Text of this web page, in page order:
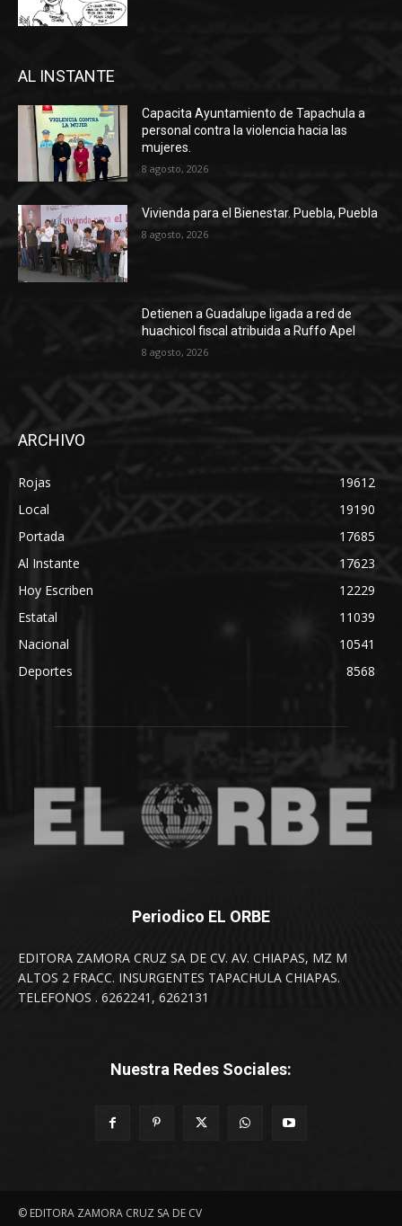
AL INSTANTE
Capacita Ayuntamiento de Tapachula a
personal contra la violencia hacia las
mujeres.
8 agosto, 2026
Vivienda para el Bienestar. Puebla, Puebla
8 agosto, 2026
Detienen a Guadalupe ligada a red de
huachicol fiscal atribuida a Ruffo Apel
8 agosto, 2026
ARCHIVO
Rojas
19612
Local
19190
Portada
17685
Al Instante
17623
Hoy Escriben
12229
Estatal
11039
Nacional
10541
Deportes
8568
Periodico EL ORBE
EDITORA ZAMORA CRUZ SA DE CV. AV. CHIAPAS, MZ M
ALTOS 2 FRACC. INSURGENTES TAPACHULA CHIAPAS.
TELEFONOS . 6262241, 6262131
Nuestra Redes Sociales:
© EDITORA ZAMORA CRUZ SA DE CV